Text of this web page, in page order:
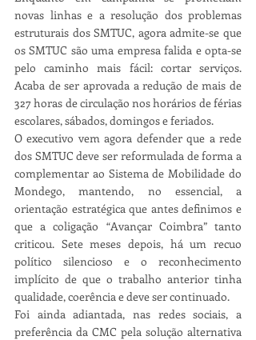
novas linhas e a resolução dos problemas
estruturais dos SMTUC, agora admite-se que
os SMTUC são uma empresa falida e opta-se
pelo caminho mais fácil: cortar serviços.
Acaba de ser aprovada a redução de mais de
327 horas de circulação nos horários de férias
escolares, sábados, domingos e feriados.
O executivo vem agora defender que a rede
dos SMTUC deve ser reformulada de forma a
complementar ao Sistema de Mobilidade do
Mondego, mantendo, no essencial, a
orientação estratégica que antes definimos e
que a coligação “Avançar Coimbra” tanto
criticou. Sete meses depois, há um recuo
político silencioso e o reconhecimento
implícito de que o trabalho anterior tinha
qualidade, coerência e deve ser continuado.
Foi ainda adiantada, nas redes sociais, a
preferência da CMC pela solução alternativa